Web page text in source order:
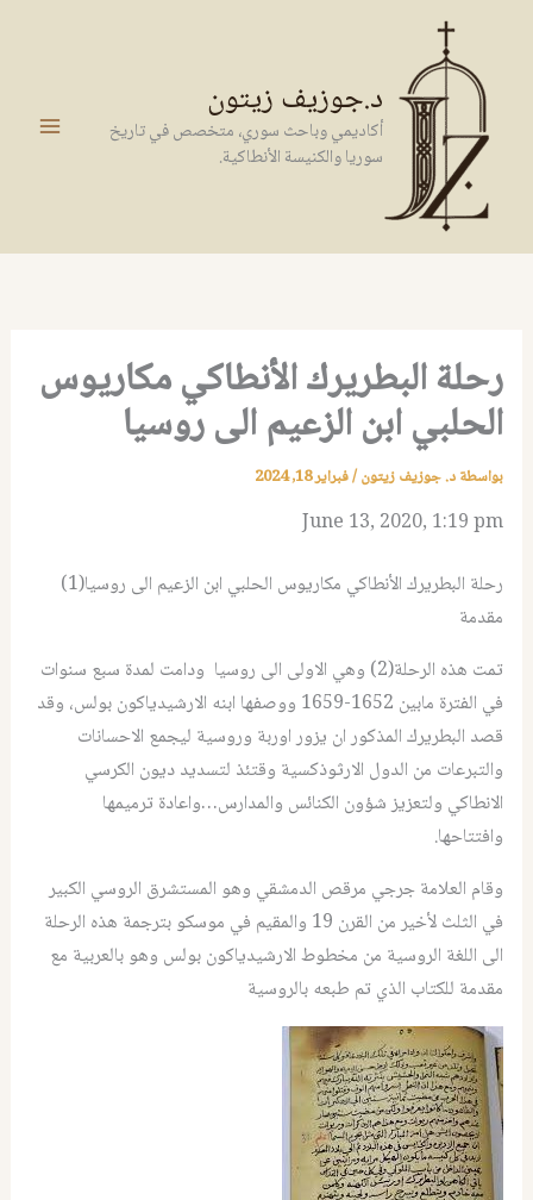
المحتوى
د.جوزيف زيتون
أكاديمي وباحث سوري، متخصص في تاريخ
سوريا والكنيسة الأنطاكية.
رحلة البطريرك الأنطاكي مكاريوس
الحلبي ابن الزعيم الى روسيا
بواسطةد. جوزيف زيتون/فبراير 18, 2024
June 13, 2020, 1:19 pm
رحلة البطريرك الأنطاكي مكاريوس الحلبي ابن الزعيم الى روسيا(1)
مقدمة
تمت هذه الرحلة(2) وهي الاولى الى روسيا ودامت لمدة سبع سنوات
في الفترة مابين 1652-1659 ووصفها ابنه الارشيدياكون بولس، وقد
قصد البطريرك المذكور ان يزور اوربة وروسية ليجمع الاحسانات
والتبرعات من الدول الارثوذكسية وقتئذ لتسديد ديون الكرسي
الانطاكي ولتعزيز شؤون الكنائس والمدارس…واعادة ترميمها
وافتتاحها.
وقام العلامة جرجي مرقص الدمشقي وهو المستشرق الروسي الكبير
في الثلث لأخير من القرن 19 والمقيم في موسكو بترجمة هذه الرحلة
الى اللغة الروسية من مخطوط الارشيدياكون بولس وهو بالعربية مع
مقدمة للكتاب الذي تم طبعه بالروسية